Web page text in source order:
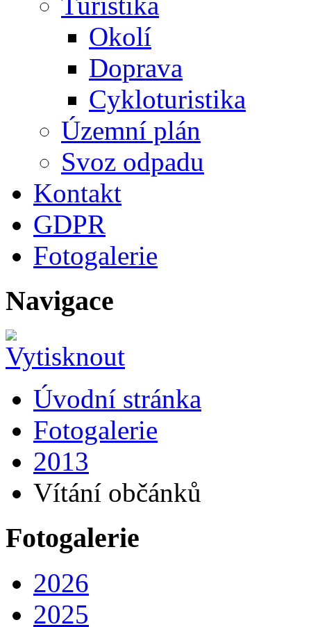
Okolí
Doprava
Cykloturistika
Územní plán
Svoz odpadu
Kontakt
GDPR
Fotogalerie
Navigace
Úvodní stránka
Fotogalerie
2013
Vítání občánků
Fotogalerie
2026
2025